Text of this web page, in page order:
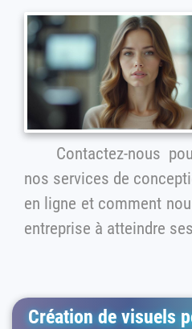
Contactez-nous
nos services de conception pour les publicités
en ligne et comment nous pouvons aider
entreprise à atteindre
Création de visuels